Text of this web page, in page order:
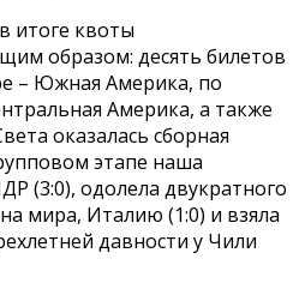
итоге квоты
образом: десять билетов
– Южная Америка, по
Америка, а также
оказалась сборная
этапе наша
(3:0), одолела двукратного
мира, Италию (1:0) и взяла
давности у Чили